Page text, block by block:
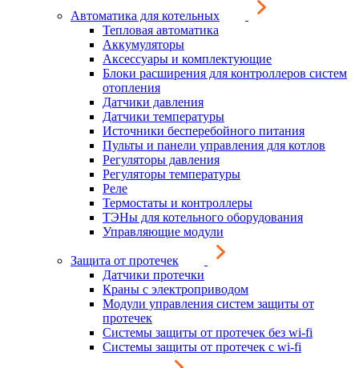
Автоматика для котельных
Тепловая автоматика
Аккумуляторы
Аксессуары и комплектующие
Блоки расширения для контроллеров систем
отопления
Датчики давления
Датчики температуры
Источники бесперебойного питания
Пульты и панели управления для котлов
Регуляторы давления
Регуляторы температуры
Реле
Термостаты и контроллеры
ТЭНы для котельного оборудования
Управляющие модули
Защита от протечек
Датчики протечки
Краны с электроприводом
Модули управления систем защиты от
протечек
Системы защиты от протечек без wi-fi
Системы защиты от протечек с wi-fi